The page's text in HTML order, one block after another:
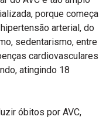
porque começa
arterial, do
sedentarismo, entre
cardiovasculares
atingindo 18
óbitos por AVC,